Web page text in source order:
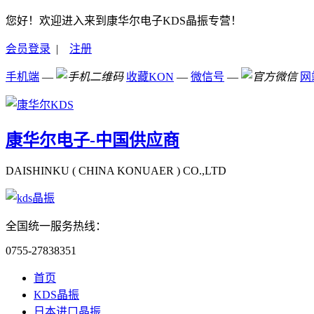
您好！欢迎进入来到康华尔电子KDS晶振专营！
会员登录 | 注册
手机端 — 收藏KON — 微信号 —
康华尔电子-中国供应商
DAISHINKU ( CHINA KONUAER ) CO.,LTD
全国统一服务热线：
0755-27838351
首页
KDS晶振
日本进口晶振